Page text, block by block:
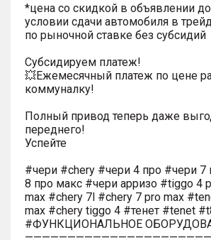
*цена со скидкой в объявлении
условии сдачи автомобиля в
по рыночной ставке без субсидий
Субсидируем платеж!
💥Ежемесячный платеж по цене
коммуналку!
Полный привод теперь даже
переднего!
Успейте
#чери #chery #чери 4 про #чери 7
8 про макс #чери арризо #tiggo 4
max #chery 7l #chery 7 pro max
max #chery tiggo 4 #тенет #tenet
#ФУНКЦИОНАЛЬНОЕ